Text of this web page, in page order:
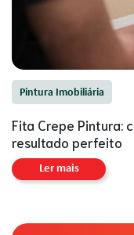
Pintura Imobiliária
Fita Crepe Pintura:
resultado perfeito
Ler mais